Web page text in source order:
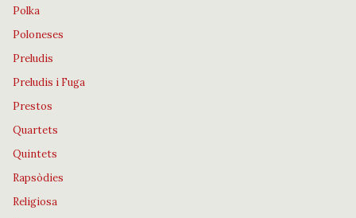
Polka
Poloneses
Preludis
Preludis i Fuga
Prestos
Quartets
Quintets
Rapsòdies
Religiosa